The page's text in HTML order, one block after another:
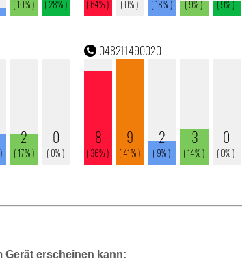
Gerät erscheinen kann: